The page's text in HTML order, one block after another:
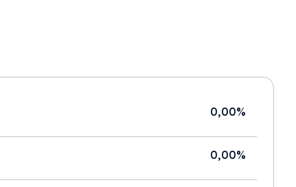
0,00%
0,00%